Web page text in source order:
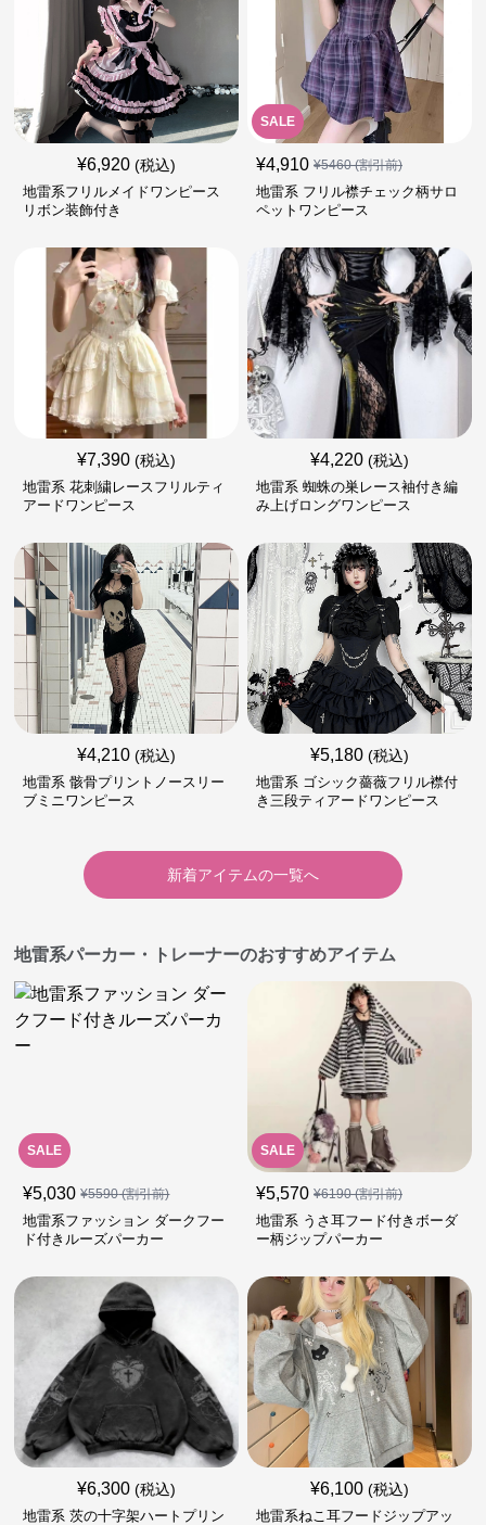
¥6,920 (税込)
地雷系フリルメイドワンピース
リボン装飾付き
SALE
¥4,910 ¥5460(割引前)
地雷系 フリル襟チェック柄サロ
ペットワンピース
¥7,390 (税込)
地雷系 花刺繍レースフリルティ
アードワンピース
¥4,220 (税込)
地雷系 蜘蛛の巣レース袖付き編
み上げロングワンピース
¥4,210 (税込)
地雷系 骸骨プリントノースリー
ブミニワンピース
¥5,180 (税込)
地雷系 ゴシック薔薇フリル襟付
き三段ティアードワンピース
新着アイテムの一覧へ
地雷系パーカー・トレーナーのおすすめアイテム
SALE
¥5,030 ¥5590(割引前)
地雷系ファッション ダークフー
ド付きルーズパーカー
SALE
¥5,570 ¥6190(割引前)
地雷系 うさ耳フード付きボーダ
ー柄ジップパーカー
¥6,300 (税込)
地雷系 茨の十字架ハートプリン
¥6,100 (税込)
地雷系ねこ耳フードジップアッ